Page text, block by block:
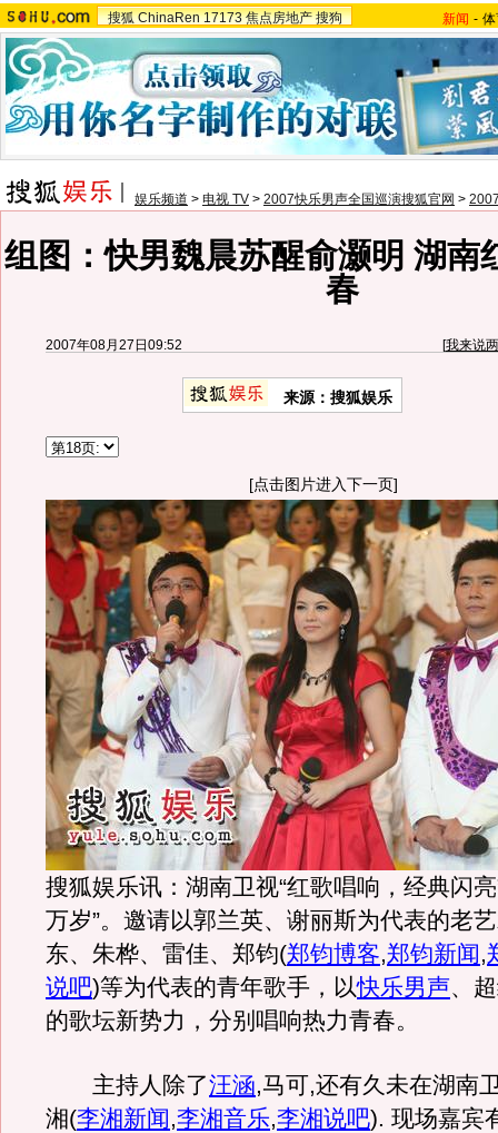
搜狐 ChinaRen 17173 焦点房地产 搜狗 新闻 -
娱乐频道 > 电视 TV > 2007快乐男声全国巡演搜狐官网 >
组图：快男魏晨苏醒俞灏明 湖南
春
2007年08月27日09:52 [我来说
来源：搜狐娱乐
[点击图片进入下一页]
搜狐娱乐讯：湖南卫视“红歌唱响，经典闪亮
万岁”。邀请以郭兰英、谢丽斯为代表的老
东、朱桦、雷佳、郑钧(郑钧博客,郑钧新闻,
说吧)等为代表的青年歌手，以快乐男声、
的歌坛新势力，分别唱响热力青春。
主持人除了汪涵,马可,还有久未在湖南
湘(李湘新闻,李湘音乐,李湘说吧). 现场嘉宾